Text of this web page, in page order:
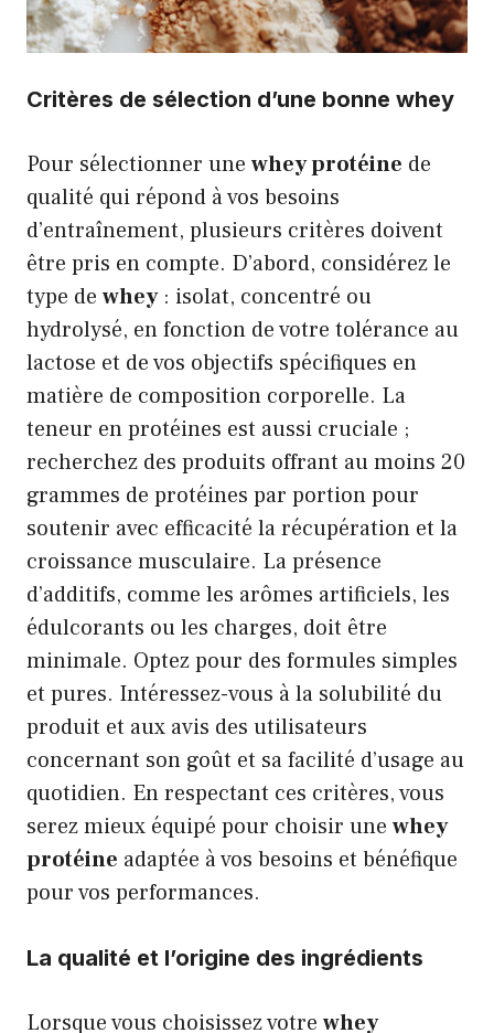
Critères de sélection d’une bonne whey
Pour sélectionner une whey protéine de
qualité qui répond à vos besoins
d’entraînement, plusieurs critères doivent
être pris en compte. D’abord, considérez le
type de whey: isolat, concentré ou
hydrolysé, en fonction de votre tolérance au
lactose et de vos objectifs spécifiques en
matière de composition corporelle. La
teneur en protéines est aussi cruciale ;
recherchez des produits offrant au moins 20
grammes de protéines par portion pour
soutenir avec efficacité la récupération et la
croissance musculaire. La présence
d’additifs, comme les arômes artificiels, les
édulcorants ou les charges, doit être
minimale. Optez pour des formules simples
et pures. Intéressez-vous à la solubilité du
produit et aux avis des utilisateurs
concernant son goût et sa facilité d’usage au
quotidien. En respectant ces critères, vous
serez mieux équipé pour choisir une whey
protéine adaptée à vos besoins et bénéfique
pour vos performances.
La qualité et l’origine des ingrédients
Lorsque vous choisissez votre whey